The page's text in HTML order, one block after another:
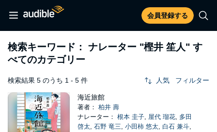
会員登録する
検索キーワード： ナレーター "樫井 笙人" す
べてのカテゴリー
検索結果 5 のうち 1 - 5 件 人気 フィルター
海近旅館
著者： 柏井 壽
ナレーター： 根本 圭子, 屋代 瑠花, 多田
啓太, 石野 竜三, 小田柿 悠太, 白石 兼斗,